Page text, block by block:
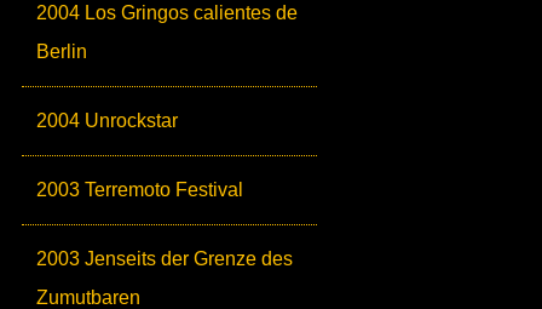
2004 Los Gringos calientes de
Berlin
2004 Unrockstar
2003 Terremoto Festival
2003 Jenseits der Grenze des
Zumutbaren